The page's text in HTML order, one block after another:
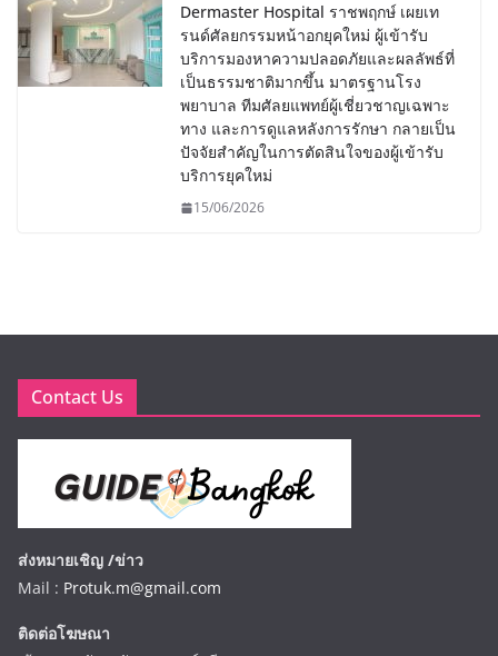
Dermaster Hospital ราชพฤกษ์ เผยเท
รนด์ศัลยกรรมหน้าอกยุคใหม่ ผู้เข้ารับ
บริการมองหาความปลอดภัยและผลลัพธ์ที่
เป็นธรรมชาติมากขึ้น มาตรฐานโรง
พยาบาล ทีมศัลยแพทย์ผู้เชี่ยวชาญเฉพาะ
ทาง และการดูแลหลังการรักษา กลายเป็น
ปัจจัยสำคัญในการตัดสินใจของผู้เข้ารับ
บริการยุคใหม่
15/06/2026
Contact Us
ส่งหมายเชิญ /ข่าว
Mail : Protuk.m@gmail.com
ติดต่อโฆษณา